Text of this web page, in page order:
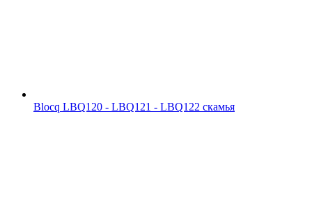
Blocq LBQ120 - LBQ121 - LBQ122 скамья